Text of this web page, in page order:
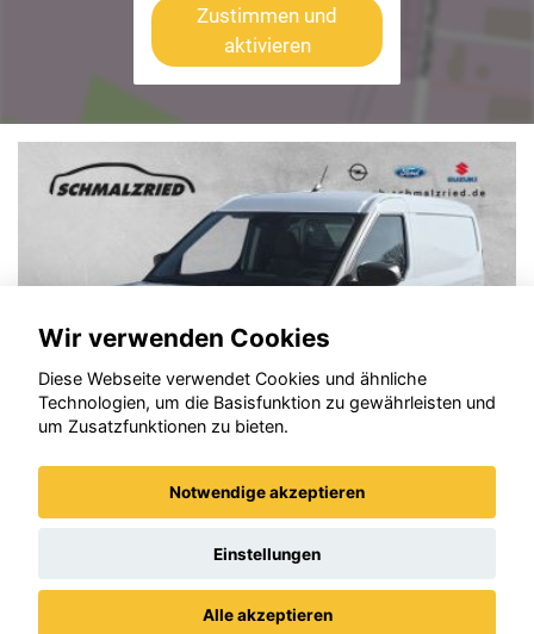
Zustimmen und
aktivieren
Wir verwenden Cookies
Diese Webseite verwendet Cookies und ähnliche
Technologien, um die Basisfunktion zu gewährleisten und
um Zusatzfunktionen zu bieten.
Notwendige akzeptieren
Einstellungen
Alle akzeptieren